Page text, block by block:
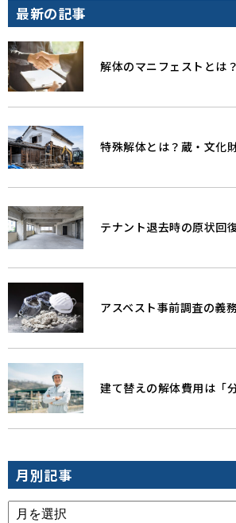
最新の記事
解体のマニフェストとは
特殊解体とは？蔵・文化
テナント退去時の原状回
アスベスト事前調査の義
建て替えの解体費用は「
月別記事